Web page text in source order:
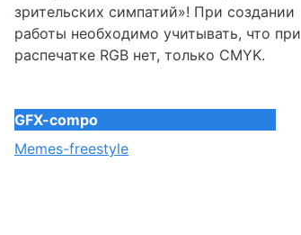
зрительских симпатий»! При создании
работы необходимо учитывать, что при
распечатке RGB нет, только CMYK.
GFX-compo
Memes-freestyle